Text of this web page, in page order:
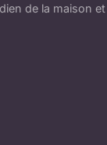
de la maison